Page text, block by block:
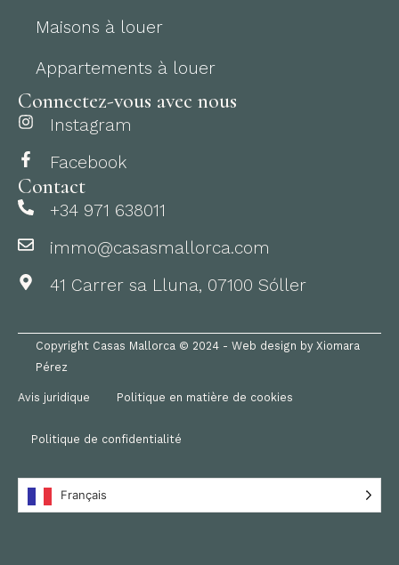
Maisons à louer
Appartements à louer
Connectez-vous avec nous
Instagram
Facebook
Contact
+34 971 638011
immo@casasmallorca.com
41 Carrer sa Lluna, 07100 Sóller
Copyright Casas Mallorca © 2024 - Web design by Xiomara
Pérez
Avis juridique Politique en matière de cookies
Politique de confidentialité
Français